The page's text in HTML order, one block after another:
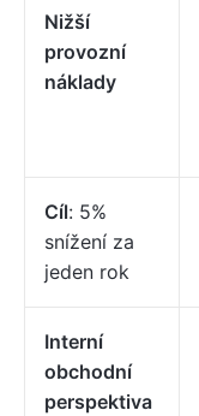
Nižší
provozní
náklady
Cíl: 5%
snížení za
jeden rok
Interní
obchodní
perspektiva